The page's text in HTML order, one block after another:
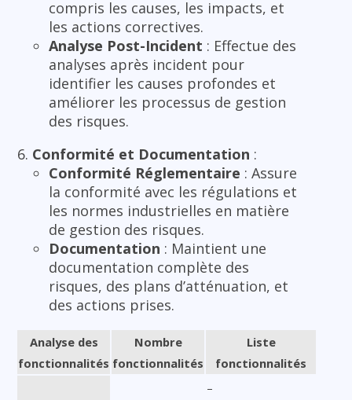
compris les causes, les impacts, et
les actions correctives.
Analyse Post-Incident : Effectue des
analyses après incident pour
identifier les causes profondes et
améliorer les processus de gestion
des risques.
Conformité et Documentation :
Conformité Réglementaire : Assure
la conformité avec les régulations et
les normes industrielles en matière
de gestion des risques.
Documentation : Maintient une
documentation complète des
risques, des plans d’atténuation, et
des actions prises.
Analyse des
fonctionnalités
Nombre
fonctionnalités
Liste
fonctionnalités
–